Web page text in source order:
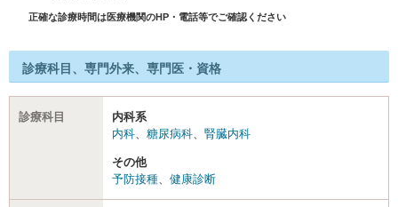
正確な診療時間は医療機関のHP・電話等でご確認ください
診療科目、専門外来、専門医・資格
診療科目
内科系
内科
糖尿病科 腎臓内科
その他
予防接種
健康診断